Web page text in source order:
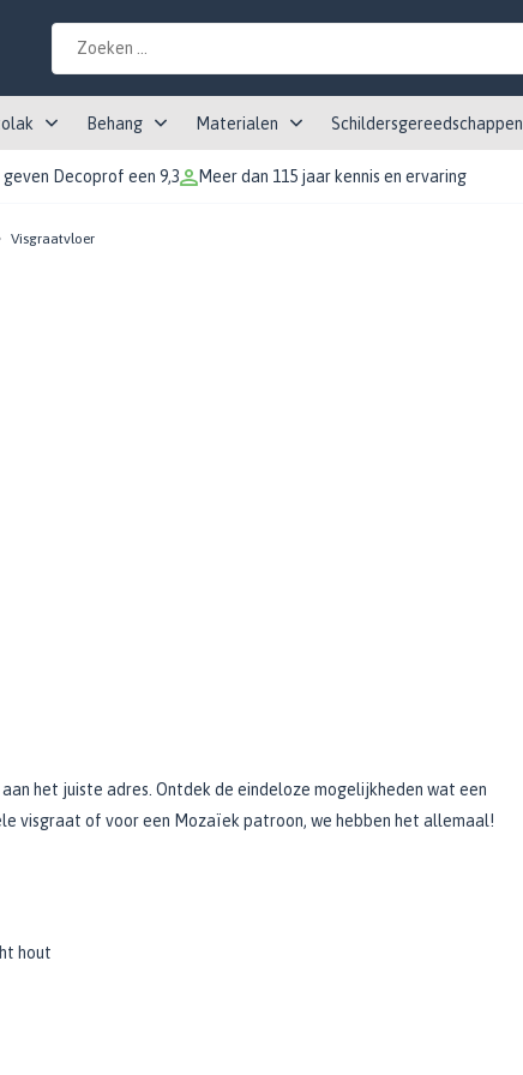
Behang Materialen Schildersgereedschappen
geven Decoprof een 9,3 Meer dan 115 jaar kennis en ervaring
Visgraatvloer
het juiste adres. Ontdek de eindeloze mogelijkheden wat een
visgraat of voor een Mozaïek patroon, we hebben het allemaal!
hout